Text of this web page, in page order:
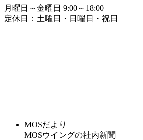
月曜日～金曜日 9:00～18:00
定休日：土曜日・日曜日・祝日
MOSだより
MOSウイングの社内新聞